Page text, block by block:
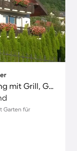
Kinderfreundliche Ferienwohnung mit Grill, Garten und schnellem Internet | Gartenblick
Garten für